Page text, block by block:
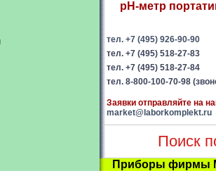
pH-метр
тел. +7 (495) 926-90-90
тел. +7 (495) 518-27-83
тел. +7 (495) 518-27-84
тел. 8-800-100-70-98
Заявки отправляйте на
market@laborkomplekt.ru
Поиск
Приборы фирмы